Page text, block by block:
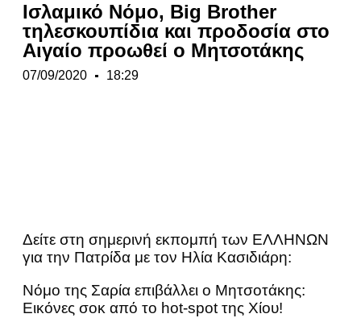
Ισλαμικό Νόμο, Big Brother
τηλεσκουπίδια και προδοσία στο
Αιγαίο προωθεί ο Μητσοτάκης
07/09/2020 18:29
Δείτε στη σημερινή εκπομπή των ΕΛΛΗΝΩΝ
για την Πατρίδα με τον Ηλία Κασιδιάρη:
Νόμο της Σαρία επιβάλλει ο Μητσοτάκης:
Εικόνες σοκ από το hot-spot της Χίου!